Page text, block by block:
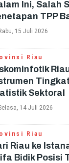
Ini, Salah
TPP
15 Juli 2026
Riau
Sektoral
14 Juli 2026
Riau
Riau ke
Bidik Posisi